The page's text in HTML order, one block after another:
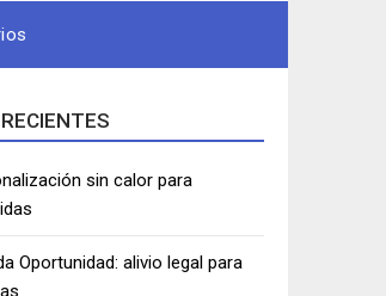
sin calor para
Oportunidad: alivio legal para